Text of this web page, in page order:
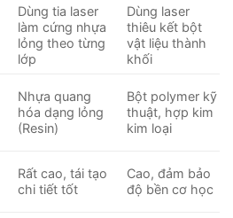
Dùng tia laser
làm cứng nhựa
lỏng theo từng
lớp
Dùng laser
thiêu kết bột
vật liệu thành
khối
Nhựa quang
hóa dạng lỏng
(Resin)
Bột polymer kỹ
thuật, hợp kim
kim loại
Rất cao, tái tạo
chi tiết tốt
Cao, đảm bảo
độ bền cơ học